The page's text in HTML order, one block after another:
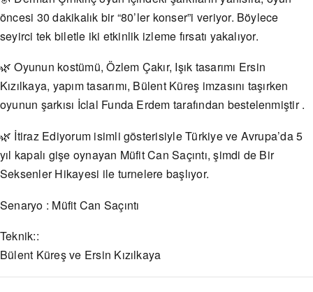
öncesi 30 dakikalık bir “80’ler konser”i veriyor. Böylece
seyirci tek biletle iki etkinlik izleme fırsatı yakalıyor.
🌿 Oyunun kostümü, Özlem Çakır, Işık tasarımı Ersin
Kızılkaya, yapım tasarımı, Bülent Küreş imzasını taşırken
oyunun şarkısı İclal Funda Erdem tarafından bestelenmiştir .
🌿 İtiraz Ediyorum isimli gösterisiyle Türkiye ve Avrupa’da 5
yıl kapalı gişe oynayan Müfit Can Saçıntı, şimdi de Bir
Seksenler Hikayesi ile turnelere başlıyor.
Senaryo : Müfit Can Saçıntı
Teknik::
Bülent Küreş ve Ersin Kızılkaya